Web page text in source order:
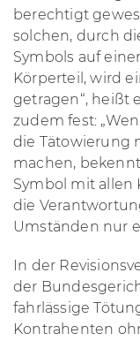
berechtigt
solchen, durch
Symbols auf
Körperteil, wird
getragen“, heißt
zudem fest:
die Tätowierung
machen,
Symbol mit allen
die
Umständen nur
In der
der
fahrlässige
Kontrahenten